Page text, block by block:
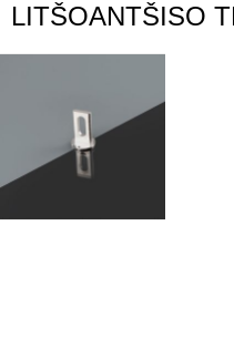
LITŠOANTŠISO